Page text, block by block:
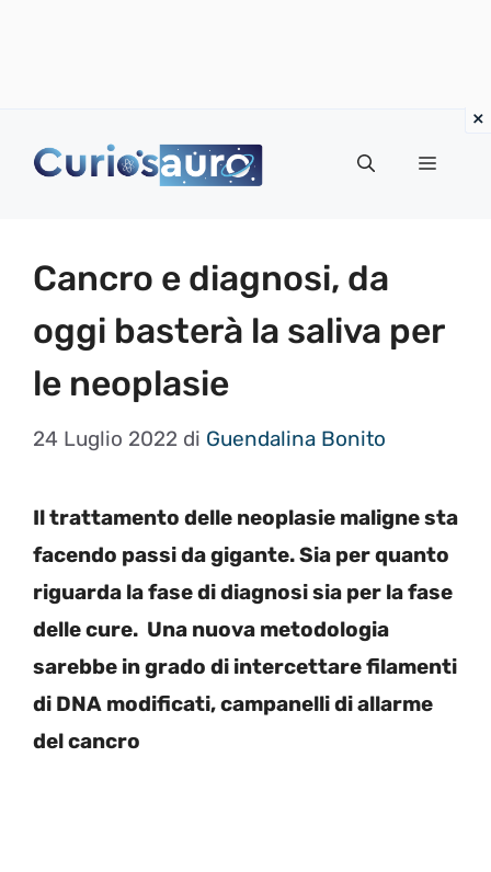
Menu
Cancro e diagnosi, da
oggi basterà la saliva per
le neoplasie
24 Luglio 2022 di Guendalina Bonito
Il trattamento delle neoplasie maligne sta
facendo passi da gigante. Sia per quanto
riguarda la fase di diagnosi sia per la fase
delle cure. Una nuova metodologia
sarebbe in grado di intercettare filamenti
di DNA modificati, campanelli di allarme
del cancro